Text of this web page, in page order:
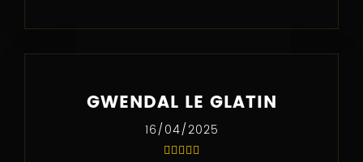
GWENDAL LE GLATIN
16/04/2025